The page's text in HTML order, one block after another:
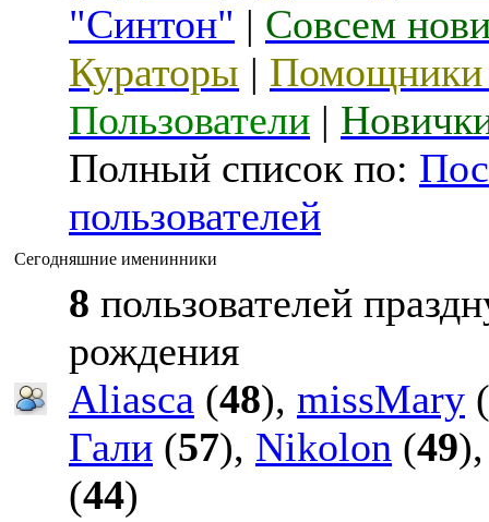
"Синтон" | Совсем
Кураторы | Помощники
Пользователи |
Полный список по:
пользователей
Сегодняшние именинники
8 пользователей
рождения
Aliasca (48), missMary (
Гали (57), Nikolon (49
(44)